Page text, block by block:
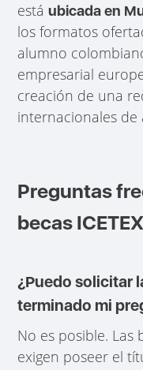
estáubicada en
los formatos
alumno
empresarial
creación de una
internacionales de
Preguntas
becas
¿Puedo solicitar
terminado mi
No es posible. Las
exigen poseer el